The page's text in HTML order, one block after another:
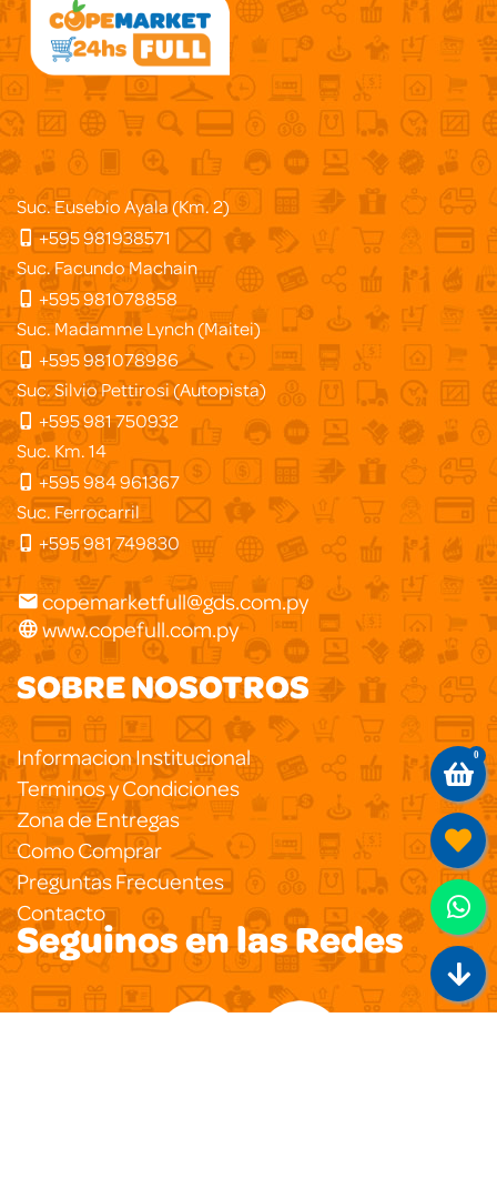
Suc. Eusebio Ayala (Km. 2)
+595 981938571
Suc. Facundo Machain
+595 981078858
Suc. Madamme Lynch (Maitei)
+595 981078986
Suc. Silvio Pettirosi (Autopista)
+595 981 750932
Suc. Km. 14
+595 984 961367
Suc. Ferrocarril
+595 981 749830
copemarketfull@gds.com.py
www.copefull.com.py
SOBRE NOSOTROS
Informacion Institucional
Terminos y Condiciones
Zona de Entregas
Como Comprar
Preguntas Frecuentes
Contacto
Seguinos en las Redes
0